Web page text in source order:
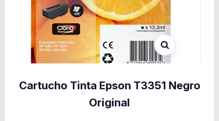
Cartucho Tinta Epson T3351 Negro
Original